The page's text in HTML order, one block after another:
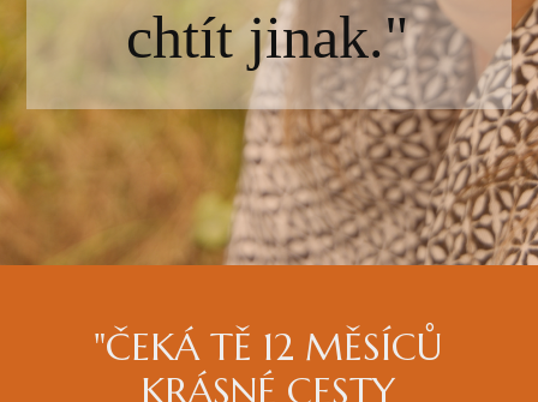
chtít jinak."
"ČEKÁ TĚ 12 MĚSÍCŮ
KRÁSNÉ CESTY